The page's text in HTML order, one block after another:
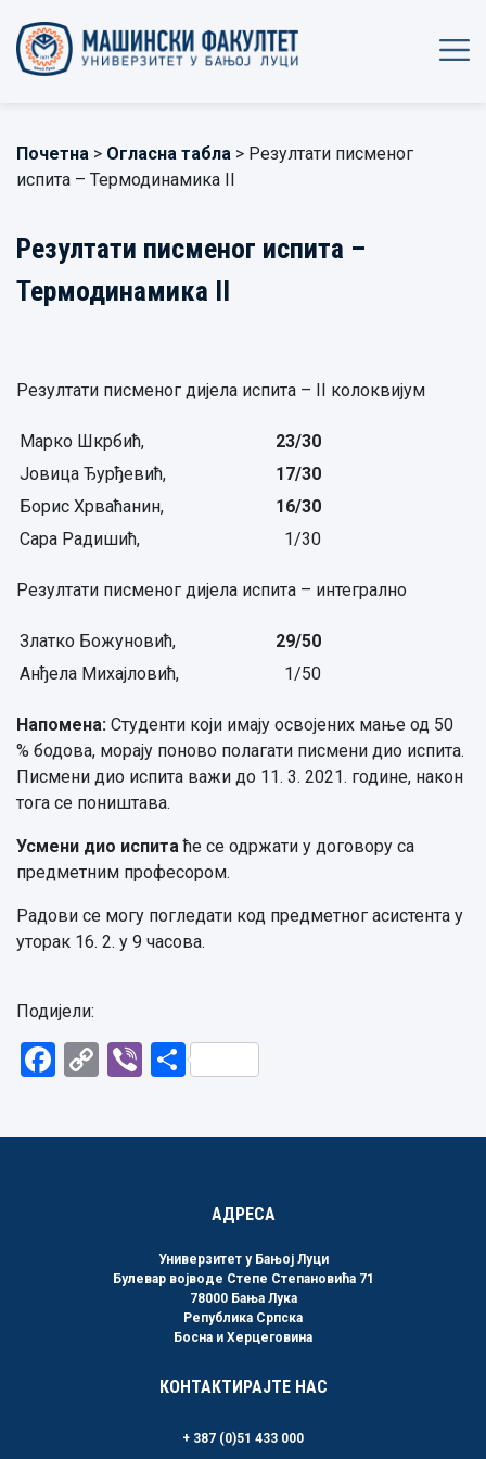
Почетна > Огласна табла > Резултати писменог
испита – Термодинамика II
Резултати писменог испита –
Термодинамика II
Резултати писменог дијела испита – II колоквијум
Марко Шкрбић, 23/30
Јовица Ђурђевић,
17/30
Борис Хрваћанин,
16/30
Сара Радишић,
1/30
Резултати писменог дијела испита – интегрално
Златко Божуновић, 29/50
Анђела Михајловић,
1/50
Напомена: Студенти који имају освојених мање од 50
% бодова, морају поново полагати писмени дио испита.
Писмени дио испита важи до 11. 3. 2021. године, након
тога се поништава.
Усмени дио испитаће се одржати у договору са
предметним професором.
Радови се могу погледати код предметног асистента у
уторак 16. 2. у 9 часова.
Подијели:
Facebook
CopyViberShare
АДРЕСА
Универзитет у Бањој Луци
Булевар војводе Степе Степановића 71
78000 Бања Лука
Република Српска
Босна и Херцеговина
КОНТАКТИРАЈТЕ НАС
+ 387 (0)51 433 000